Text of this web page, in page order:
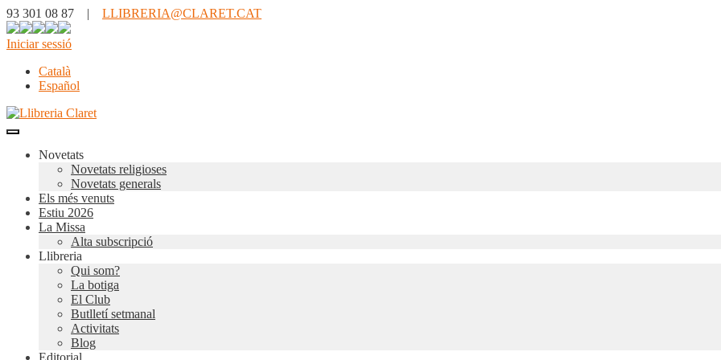
93 301 08 87 | LLIBRERIA@CLARET.CAT
Iniciar sessió
Català
Español
Novetats
Novetats religioses
Novetats generals
Els més venuts
Estiu 2026
La Missa
Alta subscripció
Llibreria
Qui som?
La botiga
El Club
Butlletí setmanal
Activitats
Blog
Editorial